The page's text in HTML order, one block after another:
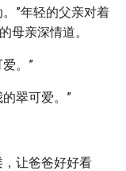
”年轻的父亲对着
母亲深情道。
。”
翠可爱。”
让爸爸好好看